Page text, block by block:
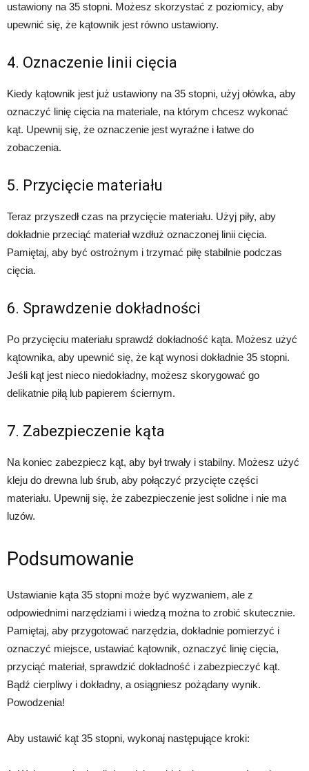
ustawiony na 35 stopni. Możesz skorzystać z poziomicy, aby
upewnić się, że kątownik jest równo ustawiony.
4. Oznaczenie linii cięcia
Kiedy kątownik jest już ustawiony na 35 stopni, użyj ołówka, aby
oznaczyć linię cięcia na materiale, na którym chcesz wykonać
kąt. Upewnij się, że oznaczenie jest wyraźne i łatwe do
zobaczenia.
5. Przycięcie materiału
Teraz przyszedł czas na przycięcie materiału. Użyj piły, aby
dokładnie przeciąć materiał wzdłuż oznaczonej linii cięcia.
Pamiętaj, aby być ostrożnym i trzymać piłę stabilnie podczas
cięcia.
6. Sprawdzenie dokładności
Po przycięciu materiału sprawdź dokładność kąta. Możesz użyć
kątownika, aby upewnić się, że kąt wynosi dokładnie 35 stopni.
Jeśli kąt jest nieco niedokładny, możesz skorygować go
delikatnie piłą lub papierem ściernym.
7. Zabezpieczenie kąta
Na koniec zabezpiecz kąt, aby był trwały i stabilny. Możesz użyć
kleju do drewna lub śrub, aby połączyć przycięte części
materiału. Upewnij się, że zabezpieczenie jest solidne i nie ma
luzów.
Podsumowanie
Ustawianie kąta 35 stopni może być wyzwaniem, ale z
odpowiednimi narzędziami i wiedzą można to zrobić skutecznie.
Pamiętaj, aby przygotować narzędzia, dokładnie pomierzyć i
oznaczyć miejsce, ustawiać kątownik, oznaczyć linię cięcia,
przyciąć materiał, sprawdzić dokładność i zabezpieczyć kąt.
Bądź cierpliwy i dokładny, a osiągniesz pożądany wynik.
Powodzenia!
Aby ustawić kąt 35 stopni, wykonaj następujące kroki: